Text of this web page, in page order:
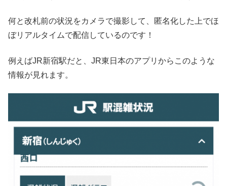
何と改札前の状況をカメラで撮影して、匿名化した上でほ
ぼリアルタイムで配信しているのです！
例えばJR新宿駅だと、JR東日本のアプリからこのような
情報が見れます。